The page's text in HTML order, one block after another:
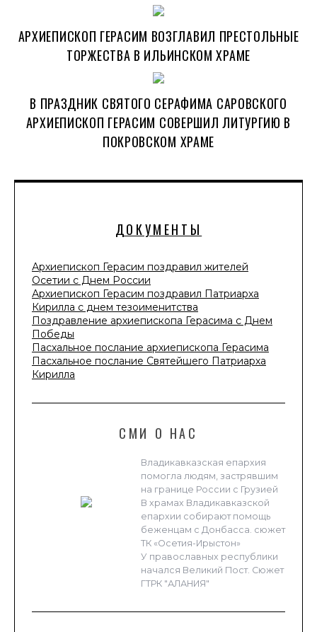
ДОКУМЕНТЫ
Архиепископ Герасим поздравил жителей
Осетии с Днем России
Архиепископ Герасим поздравил Патриарха
Кирилла с днем тезоименитства
Поздравление архиепископа Герасима с Днем
Победы
Пасхальное послание архиепископа Герасима
Пасхальное послание Святейшего Патриарха
Кирилла
СМИ О НАС
Владикавказская епархия
помогла людям, застрявшим
на границе России с Грузией
В храмах Владикавказской
епархии собирают помощь
беженцам с Донбасса. сюжет
ТК «Осетия-Ирыстон»
У православных республики
начался Великий Пост. Сюжет
ГТРК "АЛАНИЯ"
АРХИЕПИСКОП ГЕРАСИМ ВОЗГЛАВИЛ ПРЕСТОЛЬНЫЕ
ТОРЖЕСТВА В ИЛЬИНСКОМ ХРАМЕ
В ПРАЗДНИК СВЯТОГО СЕРАФИМА САРОВСКОГО
АРХИЕПИСКОП ГЕРАСИМ СОВЕРШИЛ ЛИТУРГИЮ В
ПОКРОВСКОМ ХРАМЕ